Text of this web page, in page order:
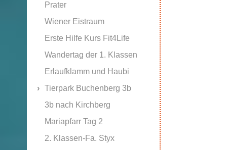
Prater
Wiener Eistraum
Erste Hilfe Kurs Fit4Life
Wandertag der 1. Klassen
Erlaufklamm und Haubi
Tierpark Buchenberg 3b
3b nach Kirchberg
Mariapfarr Tag 2
2. Klassen-Fa. Styx